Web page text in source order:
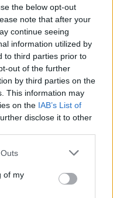
the below opt-out
note that after your
continue seeing
information utilized by
to third parties prior to
out of the further
by third parties on the
This information may
on the IAB’s List of
disclose it to other
of my
IA qui traque
conduisant